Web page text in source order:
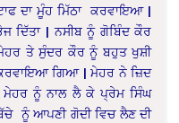
ਦਾ ਮੂੰਹ ਮਿੱਠਾ ਕਰਵਾਇਆ |
ਦਿੱਤਾ | ਨਸੀਬ ਨੂੰ ਗੋਬਿੰਦ ਕੌਰ
ਤੇ ਸੁੰਦਰ ਕੌਰ ਨੂੰ ਬਹੁਤ ਖੁਸ਼ੀ
ਗਿਆ | ਮੇਹਰ ਨੇ ਜ਼ਿਦ
ਮੇਹਰ ਨੂੰ ਨਾਲ ਲੈ ਕੇ ਪ੍ਰੇਮ ਸਿੰਘ
ਨੂੰ ਆਪਣੀ ਗੋਦੀ ਵਿਚ ਲੈਣ ਦੀ